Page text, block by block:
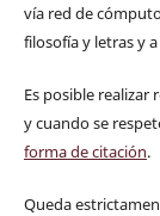
vía red de
filosofía y letras y
Es posible realizar
y cuando se
forma de citación.
Queda